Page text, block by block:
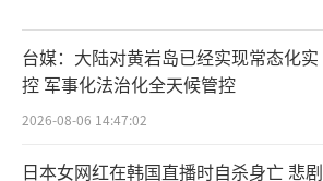
台媒：大陆对黄岩岛已经实现常态化实
控 军事化法治化全天候管控
2026-08-06 14:47:02
日本女网红在韩国直播时自杀身亡 悲剧